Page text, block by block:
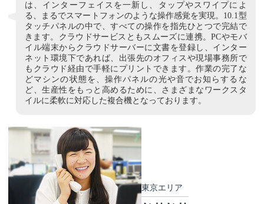
東京エリア
は、インターフェイスを一新し、タップやスワイプによ
る、まるでスマートフォンのような操作感覚を実現。10.1型
タッチパネルの中で、すべての操作を指先ひとつで完結で
きます。クラウドサービスともスムーズに連携。PCやモバ
イル端末からクラウドサーバーに文書を登録し、インター
ネット環境下であれば、出張先のオフィスや現場事務所で
もクラウド経由で手軽にプリントできます。作業の完了な
どマシンの状態を、操作パネルの光や音でお知らするな
ど、生産性をもっと高めるために、さまざまなワークスタ
イルに柔軟に対応した複合機となっております。